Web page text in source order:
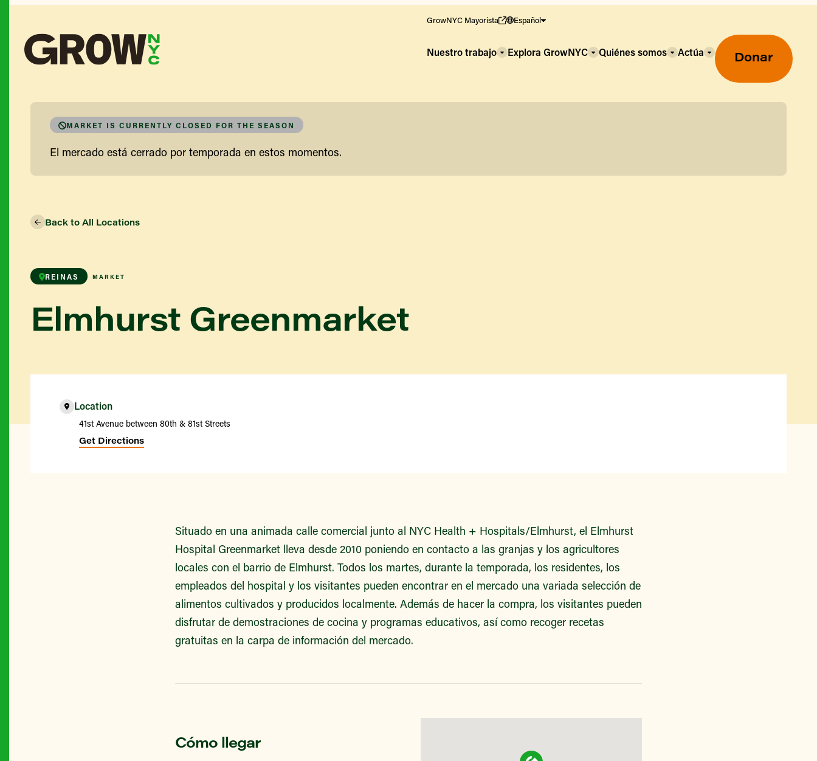
GrowNYC Mayorista Español
Nuestro trabajo
Encuentre un mercado
Explora GrowNYC Quiénes somos Actúa Donar
MARKET IS CURRENTLY CLOSED FOR THE SEASON
El mercado está cerrado por temporada en estos momentos.
Back to All Locations
REINAS MARKET
Elmhurst Greenmarket
Location
41st Avenue between 80th & 81st Streets
Get Directions
Situado en una animada calle comercial junto al NYC Health + Hospitals/Elmhurst, el Elmhurst
Hospital Greenmarket lleva desde 2010 poniendo en contacto a las granjas y los agricultores
locales con el barrio de Elmhurst. Todos los martes, durante la temporada, los residentes, los
empleados del hospital y los visitantes pueden encontrar en el mercado una variada selección de
alimentos cultivados y producidos localmente. Además de hacer la compra, los visitantes pueden
disfrutar de demostraciones de cocina y programas educativos, así como recoger recetas
gratuitas en la carpa de información del mercado.
Cómo llegar